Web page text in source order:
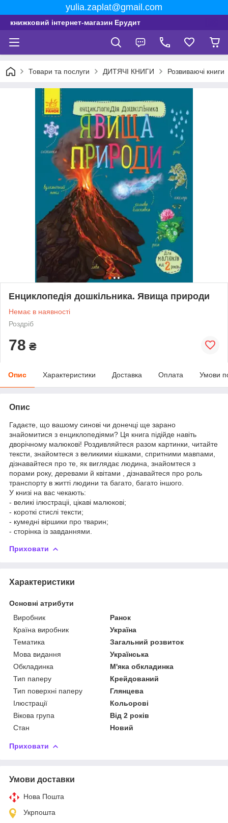
yulia.zaplat@gmail.com
книжковий інтернет-магазин Ерудит
Товари та послуги ДИТЯЧІ КНИГИ Розвиваючі книги
Енциклопедія дошкільника. Явища природи
Немає в наявності
Роздріб
78 ₴
Опис Характеристики Доставка Оплата Умови
Опис
Гадаєте, що вашому синові чи донечці ще зарано
знайомитися з енциклопедіями? Ця книга підійде навіть
дворічному малюкові! Роздивляйтеся разом картинки, читайте
тексти, знайомтеся з великими кішками, спритними мавпами,
дізнавайтеся про те, як виглядає людина, знайомтеся з
порами року, деревами й квітами , дізнавайтеся про роль
транспорту в житті людини та багато, багато іншого.
У книзі на вас чекають:
- великі ілюстраціі, цікаві малюкові;
- короткі стислі тексти;
- кумедні віршики про тварин;
- сторінка із завданнями.
Приховати
Характеристики
Основні атрибути
Виробник
Ранок
Країна виробник
Україна
Тематика
Загальний розвиток
Мова видання
Українська
Обкладинка
М'яка обкладинка
Тип паперу
Крейдований
Тип поверхні паперу
Глянцева
Ілюстрації
Кольорові
Вікова група
Від 2 років
Стан
Новий
Приховати
Умови доставки
Нова Пошта
Укрпошта